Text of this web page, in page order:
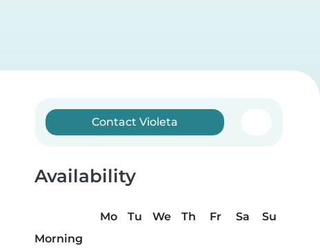
Contact Violeta
Availability
Mo Tu We Th Fr Sa
Su
Morning